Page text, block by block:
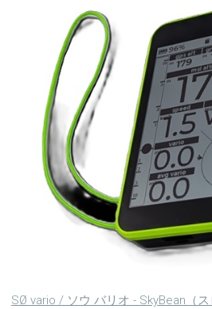
SØ vario / ソウ バリオ - SkyBean（ス